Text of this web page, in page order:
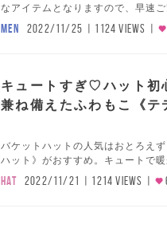
なアイテムとなりますので、早速ご
MEN 2022/11/25 1124 VIEWS
キュートすぎ♡ハット初
兼ね備えたふわもこ《テ
バケットハットの人気はおとろえ
ハット》がおすすめ。キュートで
HAT 2022/11/21 1214 VIEWS